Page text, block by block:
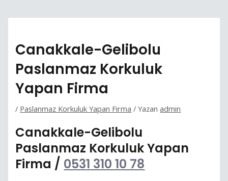
Canakkale-Gelibolu
Paslanmaz Korkuluk
Yapan Firma
/ Paslanmaz Korkuluk Yapan Firma / Yazan admin
Canakkale-Gelibolu
Paslanmaz Korkuluk Yapan
Firma / 0531 310 10 78